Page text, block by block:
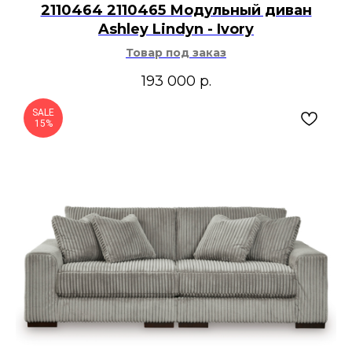
2110464 2110465 Модульный диван
Ashley Lindyn - Ivory
Товар под заказ
193 000 р.
SALE
15%